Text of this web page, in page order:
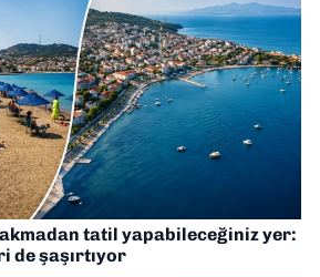
tatil yapabileceğiniz yer:
de şaşırtıyor